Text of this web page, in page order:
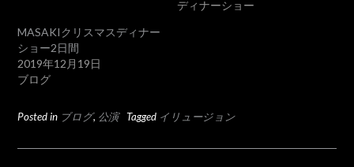
ディナーショー
MASAKIクリスマスディナー
ショー2日間
2019年12月19日
ブログ
Posted in ブログ, 公演 Tagged イリュージョン